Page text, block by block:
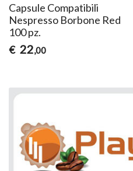
Capsule Compatibili
Nespresso Borbone Red
100 pz.
€ 22,00